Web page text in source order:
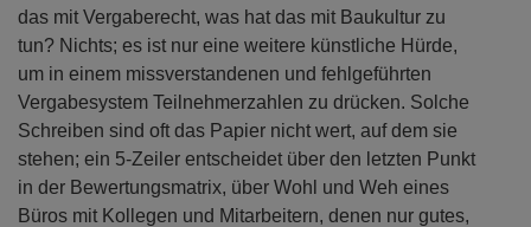
das mit Vergaberecht, was hat das mit Baukultur zu
tun? Nichts; es ist nur eine weitere künstliche Hürde,
um in einem missverstandenen und fehlgeführten
Vergabesystem Teilnehmerzahlen zu drücken. Solche
Schreiben sind oft das Papier nicht wert, auf dem sie
stehen; ein 5-Zeiler entscheidet über den letzten Punkt
in der Bewertungsmatrix, über Wohl und Weh eines
Büros mit Kollegen und Mitarbeitern, denen nur gutes,